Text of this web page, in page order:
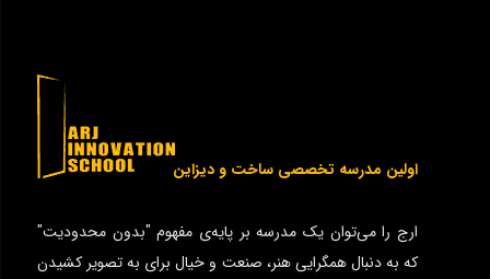
اولین مدرسه تخصصی ساخت و دیزاین
ارج را می‌توان یک مدرسه بر پایه‌ی مفهوم "بدون محدودیت"
که به دنبال همگرایی هنر، صنعت و خیال برای به تصویر کشیدن